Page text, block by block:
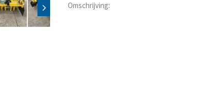
Omschrijving: